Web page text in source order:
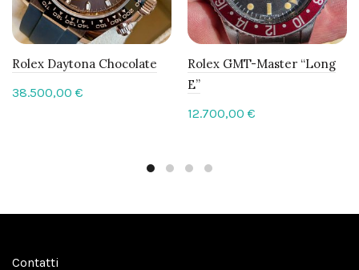
Rolex Daytona Chocolate
38.500,00 €
Rolex GMT-Master “Long
E”
12.700,00 €
Contatti